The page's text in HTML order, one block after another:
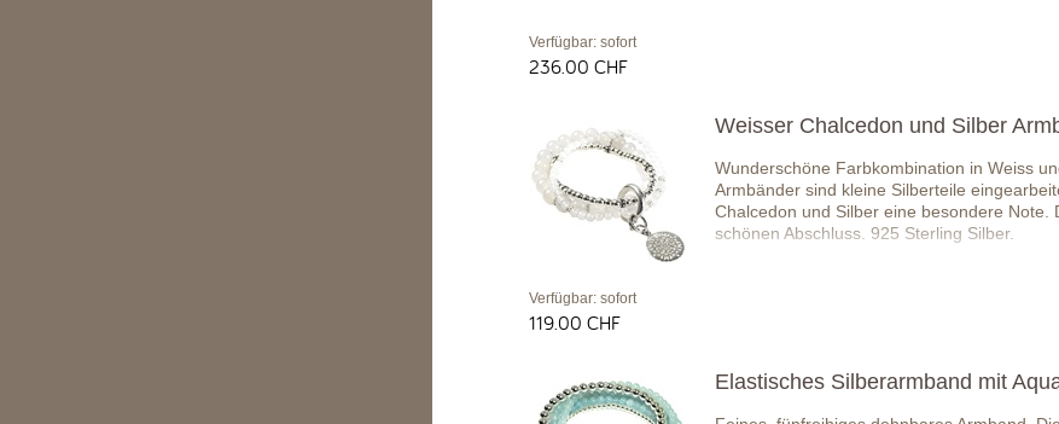
Verfügbar: sofort
236.00 CHF
Verfügbar: sofort
119.00 CHF
Weisser Chalcedon und Silber
Wunderschöne Farbkombination in Weiss
Armbänder sind kleine Silberteile
Chalcedon und Silber eine besondere Note.
schönen Abschluss. 925 Sterling Silber.
Elastisches Silberarmband mit